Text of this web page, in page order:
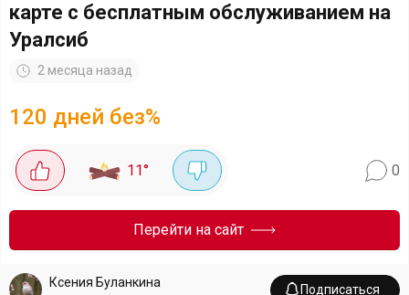
карте с бесплатным обслуживанием на
Уралсиб
2 месяца назад
120 дней без%
11° 0
Перейти на сайт
Ксения Буланкина Подписаться